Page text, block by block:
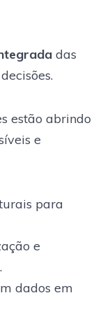
das
estão abrindo
e
para
e
dados em